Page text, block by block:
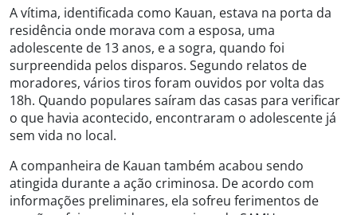
A vítima, identificada como Kauan, estava na porta da
residência onde morava com a esposa, uma
adolescente de 13 anos, e a sogra, quando foi
surpreendida pelos disparos. Segundo relatos de
moradores, vários tiros foram ouvidos por volta das
18h. Quando populares saíram das casas para verificar
o que havia acontecido, encontraram o adolescente já
sem vida no local.
A companheira de Kauan também acabou sendo
atingida durante a ação criminosa. De acordo com
informações preliminares, ela sofreu ferimentos de